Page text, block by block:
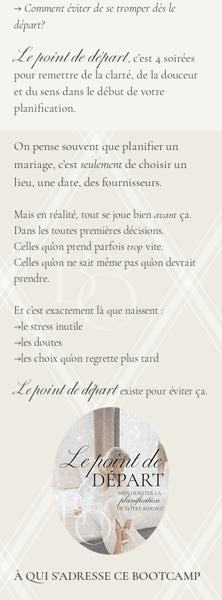
→ Comment éviter de se tromper dès le
départ?
Le point de départ, c’est 4 soirées
pour remettre de la clarté, de la douceur
et du sens dans le début de votre
planification.
On pense souvent que planifier un
mariage, c’estseulementde choisir un
lieu, une date, des fournisseurs.
Mais en réalité, tout se joue bien avant ça.
Dans les toutes premières décisions.
Celles qu’on prend parfois trop vite.
Celles qu’on ne sait même pas qu’on devrait
prendre.
Et c’est exactement là que naissent :
→le stress inutile
→les doutes
→les choix qu’on regrette plus tard
Le point de départexiste pour éviter ça.
À QUI S’ADRESSE CE BOOTCAMP